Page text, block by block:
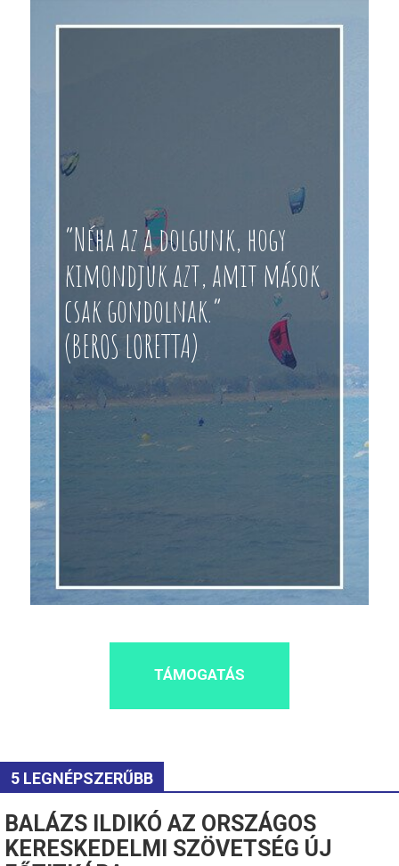
“Néha az a dolgunk, hogy
kimondjuk azt, amit mások
csak gondolnak.”
(BEROS LORETTA)
TÁMOGATÁS
5 LEGNÉPSZERŰBB
BALÁZS ILDIKÓ AZ ORSZÁGOS
KERESKEDELMI SZÖVETSÉG ÚJ